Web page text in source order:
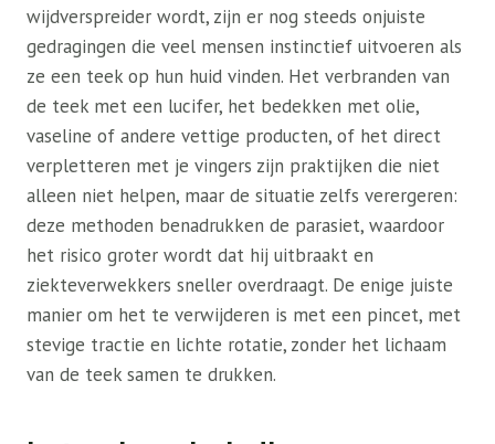
wijdverspreider wordt, zijn er nog steeds onjuiste
gedragingen die veel mensen instinctief uitvoeren als
ze een teek op hun huid vinden. Het verbranden van
de teek met een lucifer, het bedekken met olie,
vaseline of andere vettige producten, of het direct
verpletteren met je vingers zijn praktijken die niet
alleen niet helpen, maar de situatie zelfs verergeren:
deze methoden benadrukken de parasiet, waardoor
het risico groter wordt dat hij uitbraakt en
ziekteverwekkers sneller overdraagt. De enige juiste
manier om het te verwijderen is met een pincet, met
stevige tractie en lichte rotatie, zonder het lichaam
van de teek samen te drukken.